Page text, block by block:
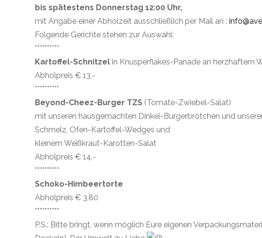
bis spätestens Donnerstag 12:00 Uhr,
mit Angabe einer Abholzeit ausschließlich per Mail an :
Folgende Gerichte stehen zur Auswahl:
**********
Kartoffel-Schnitzel in Knusperflakes-Panade an herzhaftem
Abholpreis € 13,-
**********
Beyond-Cheez-Burger TZS (Tomate-Zwiebel-Salat)
mit unseren hausgemachten Dinkel-Burgerbrötchen und
Schmelz, Ofen-Kartoffel-Wedges und
kleinem Weißkraut-Karotten-Salat
Abholpreis € 14,-
**********
Schoko-Himbeertorte
Abholpreis € 3,80
**********
P.S.: Bitte bringt, wenn möglich Eure eigenen